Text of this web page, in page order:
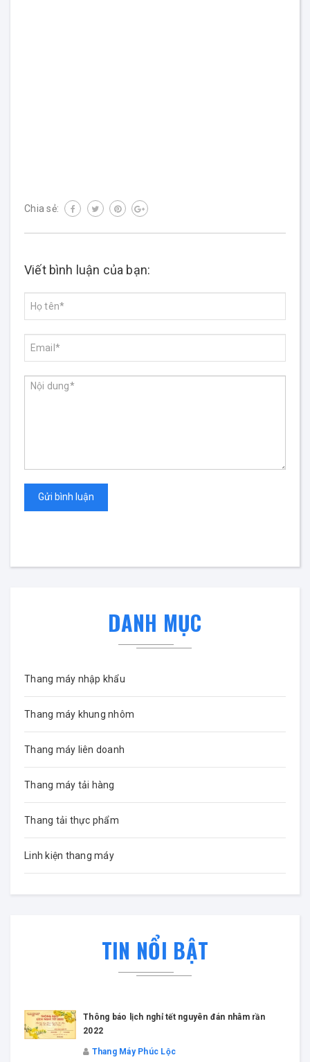
Chia sẻ:
Viết bình luận của bạn:
Gửi bình luận
DANH MỤC
Thang máy nhập khẩu
Thang máy khung nhôm
Thang máy liên doanh
Thang máy tải hàng
Thang tải thực phẩm
Linh kiện thang máy
TIN NỔI BẬT
Thông báo lịch nghỉ tết nguyên đán nhâm rần
2022
Thang Máy Phúc Lộc